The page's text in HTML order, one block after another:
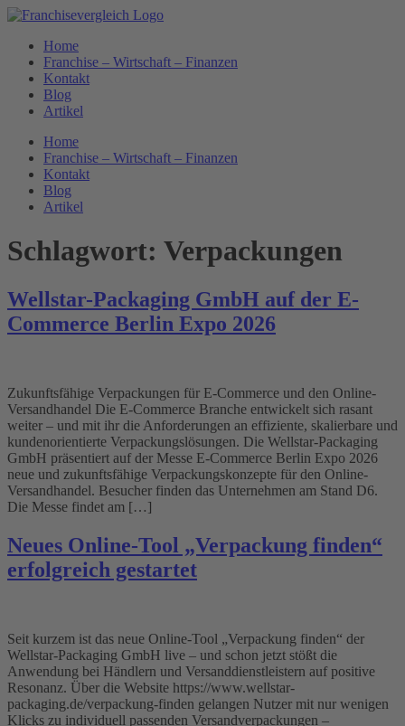
Zum
springenHome
Franchise – Wirtschaft – Finanzen
Kontakt
Blog
Artikel
Home
Franchise – Wirtschaft – Finanzen
Kontakt
Blog
Artikel
Schlagwort: Verpackungen
Wellstar-Packaging GmbH auf der E-
Commerce Berlin Expo 2026
Zukunftsfähige Verpackungen für E-Commerce und den Online-
Versandhandel Die E-Commerce Branche entwickelt sich rasant
weiter – und mit ihr die Anforderungen an effiziente, skalierbare und
kundenorientierte Verpackungslösungen. Die Wellstar-Packaging
GmbH präsentiert auf der Messe E-Commerce Berlin Expo 2026
neue und zukunftsfähige Verpackungskonzepte für den Online-
Versandhandel. Besucher finden das Unternehmen am Stand D6.
Die Messe findet am […]
Neues Online-Tool „Verpackung finden“
erfolgreich gestartet
Seit kurzem ist das neue Online-Tool „Verpackung finden“ der
Wellstar-Packaging GmbH live – und schon jetzt stößt die
Anwendung bei Händlern und Versanddienstleistern auf positive
Resonanz. Über die Website https://www.wellstar-
packaging.de/verpackung-finden gelangen Nutzer mit nur wenigen
Klicks zu individuell passenden Versandverpackungen –